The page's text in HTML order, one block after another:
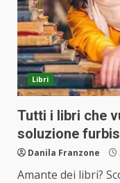
Libri
Tutti i libri che
soluzione
Danila Franzone
Amante dei libri?